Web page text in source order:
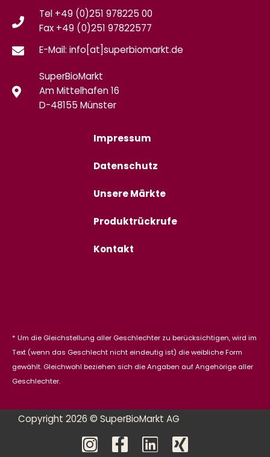
Tel +49 (0)251 978225 00
Fax +49 (0)251 97822577
E-Mail: info[at]superbiomarkt.de
SuperBioMarkt
Am Mittelhafen 16
D-48155 Münster
Impressum
Datenschutz
Unsere Märkte
Produktrückrufe
Kontakt
* Um die Gleichstellung aller Geschlechter zu berücksichtigen, wird im
Text (wenn das Geschlecht nicht eindeutig ist) die weibliche Form
gewählt. Gleichwohl beziehen sich die Angaben auf Angehörige aller
Geschlechter.
Copyright 2026 © SuperBioMarkt AG